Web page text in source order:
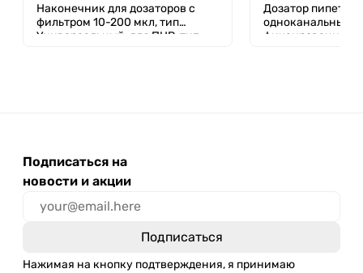
Наконечник для дозаторов с
фильтром 10-200 мкл, тип
Универсальный, для ПЦР, тип
Дозатор
одноканальный,
фиксированный
Подписаться на
новости и акции
Нажимая на кнопку подтверждения, я принимаю